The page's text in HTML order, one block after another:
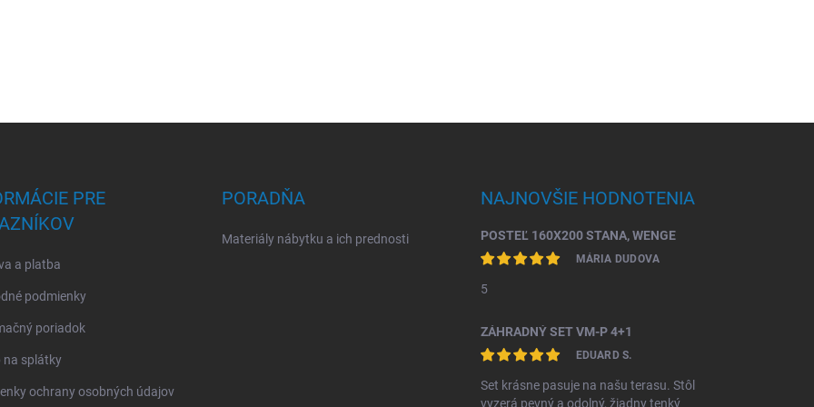
PRE
a platba
podmienky
poriadok
na splátky
ochrany osobných údajov
PORADŇA
Materiály nábytku a ich prednosti
NAJNOVŠIE HODNOTENIA
POSTEĽ 160X200 STANA, WENGE
MÁRIA DUDOVA
5
ZÁHRADNÝ SET VM-P 4+1
EDUARD S.
Set krásne pasuje na našu terasu. Stôl
vyzerá pevný a odolný, žiadny tenký